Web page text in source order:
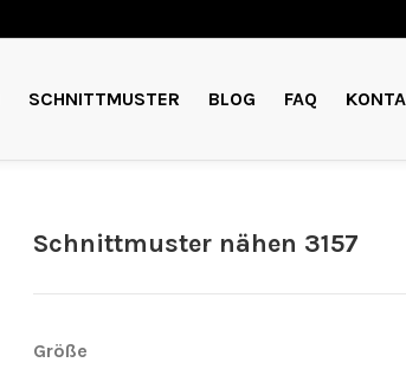
SCHNITTMUSTER BLOG FAQ
Schnittmuster nähen 3157
Größe